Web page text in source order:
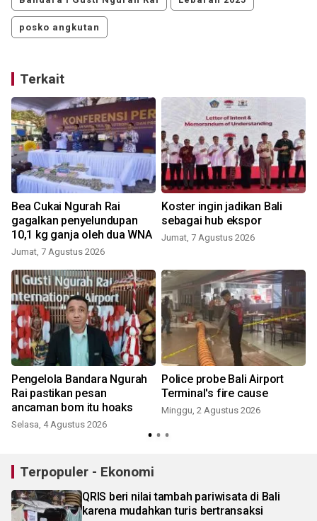
posko angkutan
Terkait
Bea Cukai Ngurah Rai
gagalkan penyelundupan
10,1 kg ganja oleh dua WNA
Jumat, 7 Agustus 2026
Koster ingin jadikan Bali
sebagai hub ekspor
Jumat, 7 Agustus 2026
Pengelola Bandara Ngurah
Rai pastikan pesan
ancaman bom itu hoaks
Selasa, 4 Agustus 2026
Police probe Bali Airport
Terminal's fire cause
Minggu, 2 Agustus 2026
Terpopuler - Ekonomi
QRIS beri nilai tambah pariwisata di Bali
karena mudahkan turis bertransaksi